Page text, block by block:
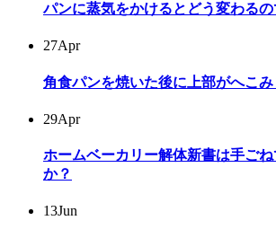
パンに蒸気をかけるとどう変わるの
27Apr
角食パンを焼いた後に上部がへこ
29Apr
ホームベーカリー解体新書は手ご
か？
13Jun